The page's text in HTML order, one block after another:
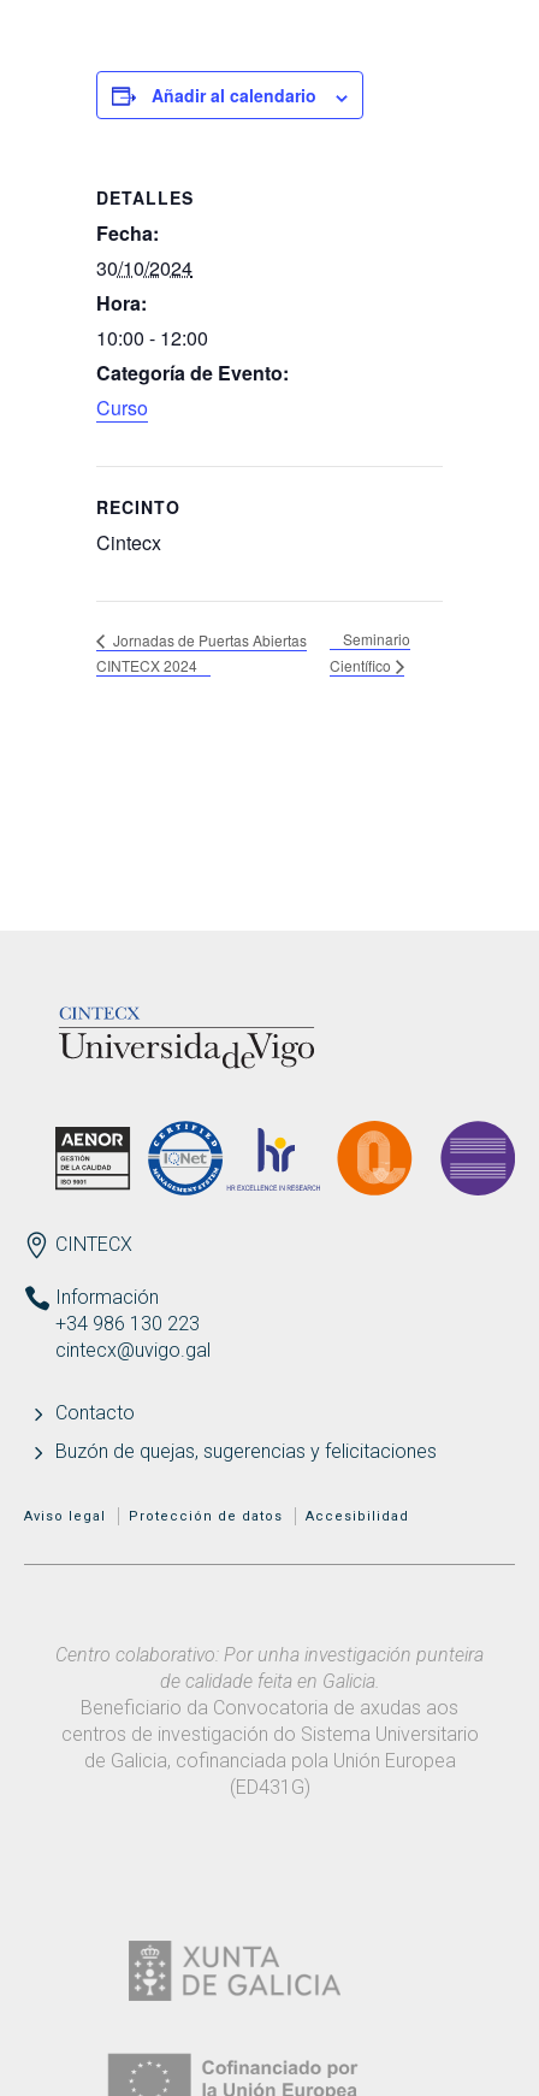
Añadir al calendario
DETALLES
Fecha:
30/10/2024
Hora:
10:00 - 12:00
Categoría de Evento:
Curso
RECINTO
Cintecx
Jornadas de Puertas Abiertas
CINTECX 2024
Seminario
Científico
ENDEREZO ES
CINTECX
Información
+34 986 130 223
cintecx@uvigo.gal
Contacto
Buzón de quejas, sugerencias y felicitaciones
MENÚ ADICIONAL
Aviso legal Protección de datos Accesibilidad
Centro colaborativo: Por unha investigación punteira
de calidade feita en Galicia.
Beneficiario da Convocatoria de axudas aos
centros de investigación do Sistema Universitario
de Galicia, cofinanciada pola Unión Europea
(ED431G)